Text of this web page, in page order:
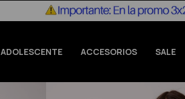
ADOLESCENTE ACCESORIOS SALE